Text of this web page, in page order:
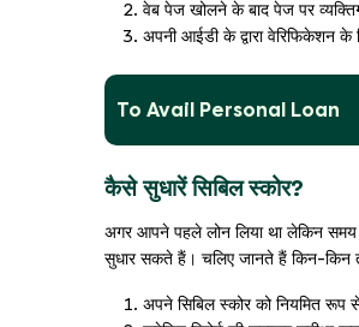
वेब पेज खोलने के बाद पेज पर
अपनी आईडी के द्वारा वेरिफिकेशन
To Avail Personal Loan
कैसे सुधारें सिबिल स्कोर?
अगर आपने पहले लोन लिया था लेकिन समय
सुधार सकते हैं। चलिए जानते हैं किन-किन
अपने सिबिल स्कोर को नियमित रूप